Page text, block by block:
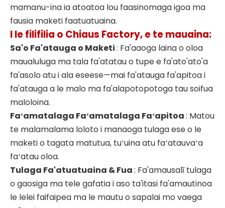
mamanu-ina ia atoatoa lou faasinomaga igoa ma
fausia maketi faatuatuaina.
I le filifilia o Chiaus Factory, e te mauaina:
Sa'o Fa'atauga o Maketi: Fa'aaoga laina o oloa
maualuluga ma tala fa'atatau o tupe e fa'ato'ato'a
fa'asolo atu i ala eseese—mai fa'atauga fa'apitoa i
fa'atauga a le malo ma fa'alapotopotoga tau soifua
maloloina.
Faʻamatalaga Faʻamatalaga Faʻapitoa: Matou
te malamalama loloto i manaoga tulaga ese o le
maketi o tagata matutua, tuʻuina atu faʻatauvaʻa
faʻatau oloa.
Tulaga Fa'atuatuaina & Fua: Fa'amausalī tulaga
o gaosiga ma tele gafatia i aso ta'itasi fa'amautinoa
le lelei faifaipea ma le mautu o sapalai mo vaega